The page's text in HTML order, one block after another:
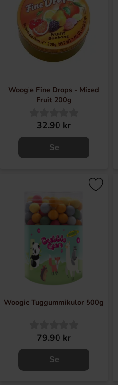
Woogie Fine Drops - Mixed
Fruit 200g
32.90 kr
Se
Woogie Tuggummikulor 500g
79.90 kr
Se